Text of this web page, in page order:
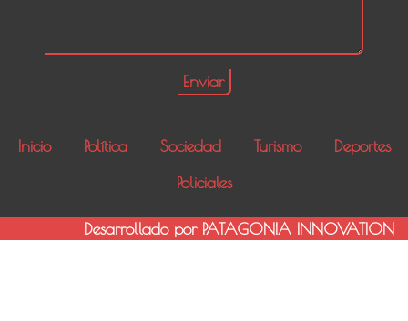
Inicio Política Sociedad Turismo
Deportes
Policiales
Desarrollado por PATAGONIA INNOVATION